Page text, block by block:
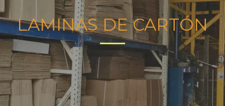
LAMINAS DE CARTÓN